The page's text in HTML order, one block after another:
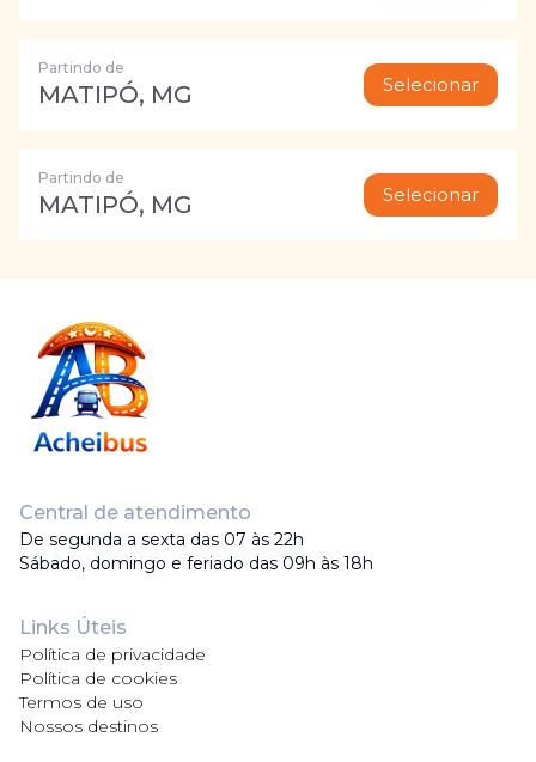
Partindo de
MATIPÓ, MG Selecionar
Partindo de
MATIPÓ, MG Selecionar
Central de atendimento
De segunda a sexta das 07 às 22h
Sábado, domingo e feriado das 09h às 18h
Links Úteis
Política de privacidade
Política de cookies
Termos de uso
Nossos destinos